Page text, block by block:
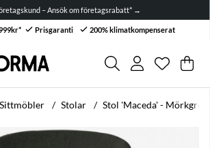
– Ansök om företagsrabatt* →
Prisgaranti 200% klimatkompenserat
Antal i
. .
Sittmöbler Stolar Stol 'Maceda' - Mörkgrön
- Mörkgrön